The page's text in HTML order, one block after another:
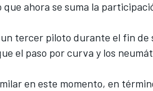
ahora se suma la
tercer piloto durante el fin de
el paso por curva y los
en este momento, en